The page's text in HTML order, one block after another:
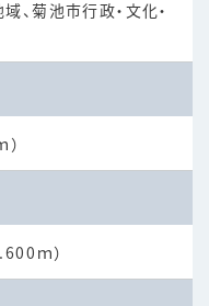
、菊池市行政・文化・
ｍ）